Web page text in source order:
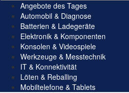
Angebote des Tages
Automobil & Diagnose
Batterien & Ladegeräte
Elektronik & Komponenten
Konsolen & Videospiele
Werkzeuge & Messtechnik
IT & Konnektivität
Löten & Reballing
Mobiltelefone & Tablets